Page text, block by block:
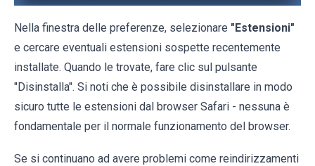
Nella finestra delle preferenze, selezionare "Estensioni"
e cercare eventuali estensioni sospette recentemente
installate. Quando le trovate, fare clic sul pulsante
"Disinstalla". Si noti che è possibile disinstallare in modo
sicuro tutte le estensioni dal browser Safari - nessuna è
fondamentale per il normale funzionamento del browser.
Se si continuano ad avere problemi come reindirizzamenti